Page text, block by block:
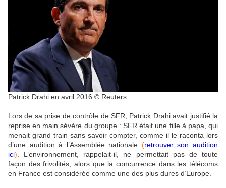
Patrick Drahi en avril 2016 © Reuters
Lors de sa prise de contrôle de SFR, Patrick Drahi avait justifié la
reprise en main sévère du groupe : SFR était une fille à papa, qui
menait grand train sans savoir compter, comme il le raconta lors
d’une audition à l’Assemblée nationale (retrouver son audition
ici). L’environnement, rappelait-il, ne permettait pas de toute
façon des frivolités, alors que la concurrence dans les télécoms
en France est considérée comme une des plus dures d’Europe.